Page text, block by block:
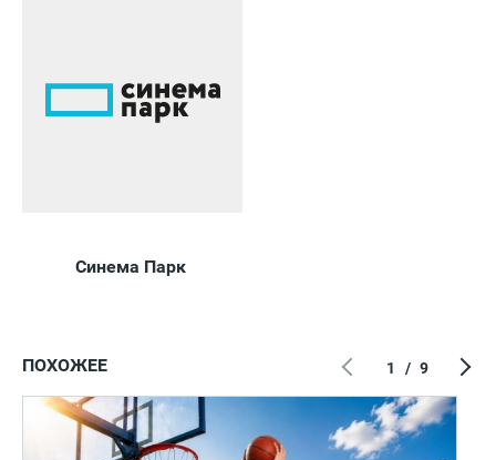
Синема Парк
ПОХОЖЕЕ 1 / 9